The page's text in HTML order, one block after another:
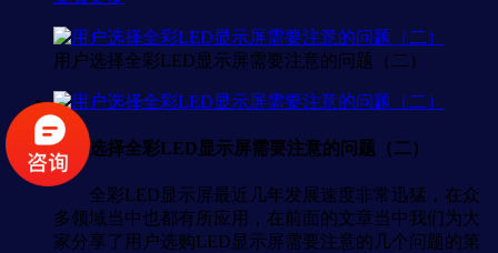
用户选择全彩LED显示屏需要注意的问题（二）
用户选择全彩LED显示屏需要注意的问题（二）
全彩LED显示屏最近几年发展速度非常迅猛，在众
多领域当中也都有所应用，在前面的文章当中我们为大
家分享了用户选购LED显示屏需要注意的几个问题的第